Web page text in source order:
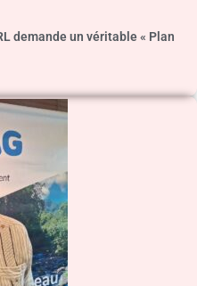
demande un véritable « Plan